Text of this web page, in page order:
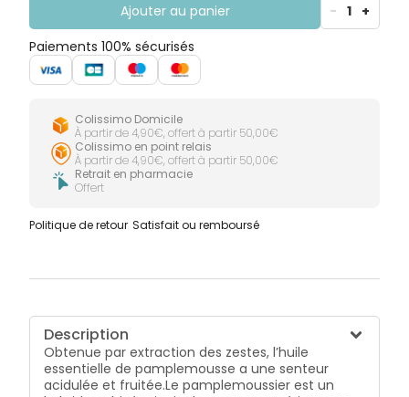
Ajouter au panier - 1 +
Paiements 100% sécurisés
Colissimo Domicile
À partir de 4,90€, offert à partir 50,00€
Colissimo en point relais
À partir de 4,90€, offert à partir 50,00€
Retrait en pharmacie
Offert
Politique de retour Satisfait ou remboursé
Description
Obtenue par extraction des zestes, l’huile
essentielle de pamplemousse a une senteur
acidulée et fruitée.Le pamplemoussier est un